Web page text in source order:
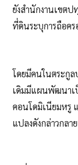
ยังสำนักงานเขต
ที่ดินระบุการถือค
โดยมีคนในตระกู
เดิมมีแผนพัฒนาเ
คอนโดมิเนียมหรู
แปลงดังกล่าวกลา